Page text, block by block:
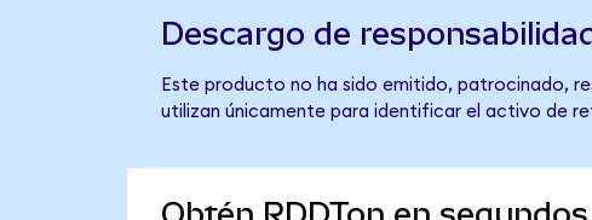
Descargo de
Este producto no ha sido emitido, patrocinado,
utilizan únicamente para identificar el activo de